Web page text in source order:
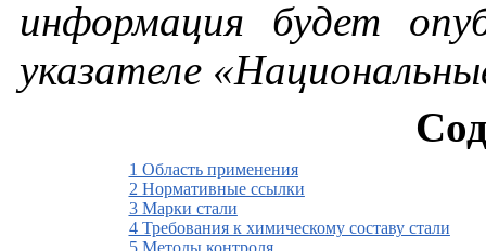
информация
будет
указателе
1 Область применения
2 Нормативные ссылки
3 Марки стали
4 Требования к химическому составу стали
5 Методы контроля